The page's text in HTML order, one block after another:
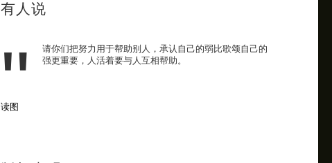
有人说
请你们把努力用于帮助别人，承认自己的弱比歌颂自己的
强更重要，人活着要与人互相帮助。
读图